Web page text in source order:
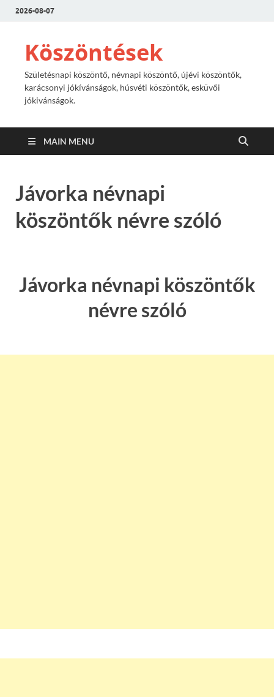
2026-08-07
Köszöntések
Születésnapi köszöntő, névnapi köszöntő, újévi köszöntők,
karácsonyi jókívánságok, húsvéti köszöntők, esküvői
jókivánságok.
MAIN MENU
Jávorka névnapi
köszöntők névre szóló
Jávorka névnapi köszöntők
névre szóló